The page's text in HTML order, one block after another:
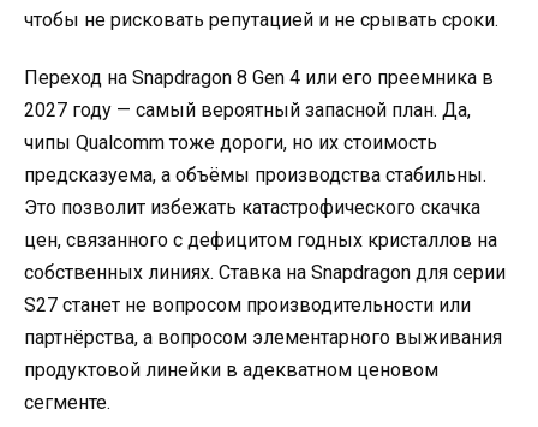
чтобы не рисковать репутацией и не срывать сроки.
Переход на Snapdragon 8 Gen 4 или его преемника в
2027 году — самый вероятный запасной план. Да,
чипы Qualcomm тоже дороги, но их стоимость
предсказуема, а объёмы производства стабильны.
Это позволит избежать катастрофического скачка
цен, связанного с дефицитом годных кристаллов на
собственных линиях. Ставка на Snapdragon для серии
S27 станет не вопросом производительности или
партнёрства, а вопросом элементарного выживания
продуктовой линейки в адекватном ценовом
сегменте.